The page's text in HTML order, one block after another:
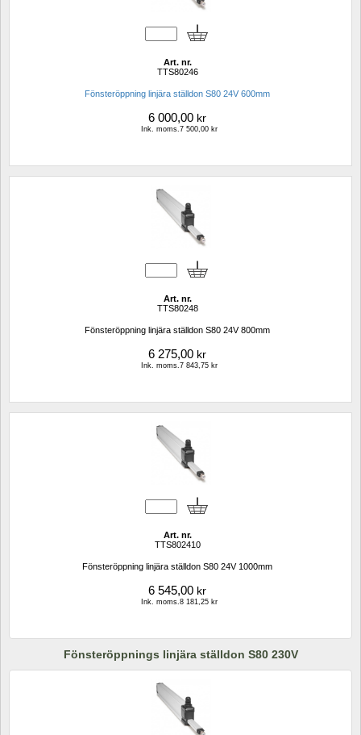
Art. nr.
TTS80246
Fönsteröppning linjära ställdon S80 24V 600mm
6 000,00 kr
Ink. moms.7 500,00 kr
Art. nr.
TTS80248
Fönsteröppning linjära ställdon S80 24V 800mm
6 275,00 kr
Ink. moms.7 843,75 kr
Art. nr.
TTS802410
Fönsteröppning linjära ställdon S80 24V 1000mm
6 545,00 kr
Ink. moms.8 181,25 kr
Fönsteröppnings linjära ställdon S80 230V